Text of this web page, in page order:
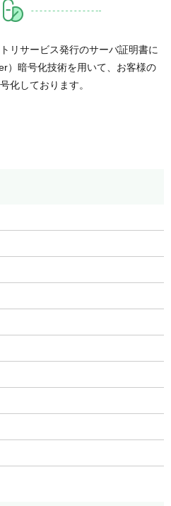
リサービス発行のサーバ証明書に
）暗号化技術を用いて、お客様の
化しております。